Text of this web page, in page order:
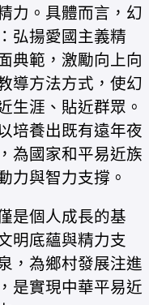
力。具體而言，幻
弘揚愛國主義精
典範，激勵向上向
導方法方式，使幻
生涯、貼近群眾。
培養出既有遠年夜
為國家和平易近族
力與智力支撐。
是個人成長的基
明底蘊與精力支
，為鄉村發展注進
是實現中華平易近